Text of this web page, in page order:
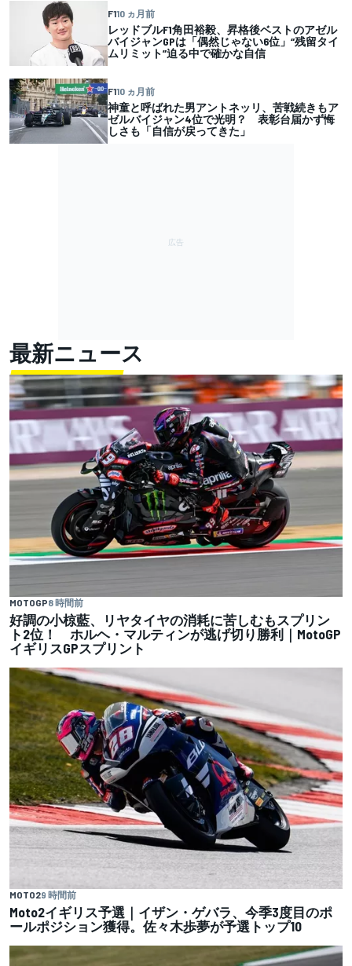
F110 ヵ月前
レッドブルF1角田裕毅、昇格後ベストのアゼル
バイジャンGPは「偶然じゃない6位」“残留タイ
ムリミット”迫る中で確かな自信
F110 ヵ月前
神童と呼ばれた男アントネッリ、苦戦続きもア
ゼルバイジャン4位で光明？ 表彰台届かず悔
しさも「自信が戻ってきた」
最新ニュース
MOTOGP8 時間前
好調の小椋藍、リヤタイヤの消耗に苦しむもスプリン
ト2位！ ホルヘ・マルティンが逃げ切り勝利｜MotoGP
イギリスGPスプリント
MOTO29 時間前
Moto2イギリス予選｜イザン・ゲバラ、今季3度目のポ
ールポジション獲得。佐々木歩夢が予選トップ10